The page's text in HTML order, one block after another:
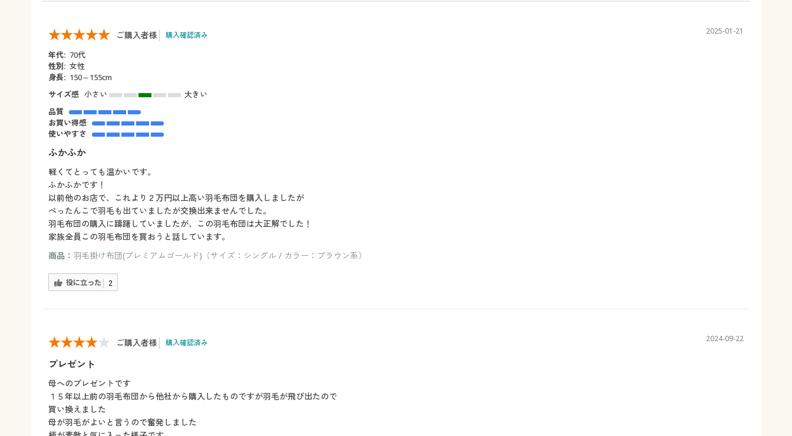
ご購入者様 購入確認済み 2025-01-21
年代: 70代
性別: 女性
身長: 150～155cm
サイズ感 小さい
大きい
品質
お買い得感
使いやすさ
ふかふか
軽くてとっても温かいです。
ふかふかです！
以前他のお店で、これより２万円以上高い羽毛布団を購入しましたが
ぺったんこで羽毛も出ていましたが交換出来ませんでした。
羽毛布団の購入に躊躇していましたが、この羽毛布団は大正解でした！
家族全員この羽毛布団を買おうと話しています。
商品： 羽毛掛け布団(プレミアムゴールド)（サイズ：シングル / カラー：ブラウン系）
役に立った 2
ご購入者様 購入確認済み 2024-09-22
プレゼント
母へのプレゼントです
１５年以上前の羽毛布団から他社から購入したものですが羽毛が飛び出たので
買い換えました
母が羽毛がよいと言うので奮発しました